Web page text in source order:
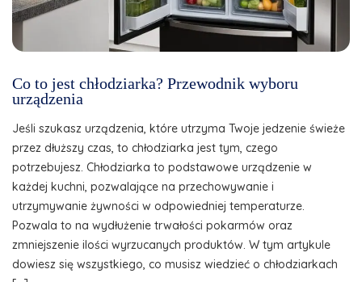
Co to jest chłodziarka? Przewodnik wyboru
urządzenia
Jeśli szukasz urządzenia, które utrzyma Twoje jedzenie świeże
przez dłuższy czas, to chłodziarka jest tym, czego
potrzebujesz. Chłodziarka to podstawowe urządzenie w
każdej kuchni, pozwalające na przechowywanie i
utrzymywanie żywności w odpowiedniej temperaturze.
Pozwala to na wydłużenie trwałości pokarmów oraz
zmniejszenie ilości wyrzucanych produktów. W tym artykule
dowiesz się wszystkiego, co musisz wiedzieć o chłodziarkach